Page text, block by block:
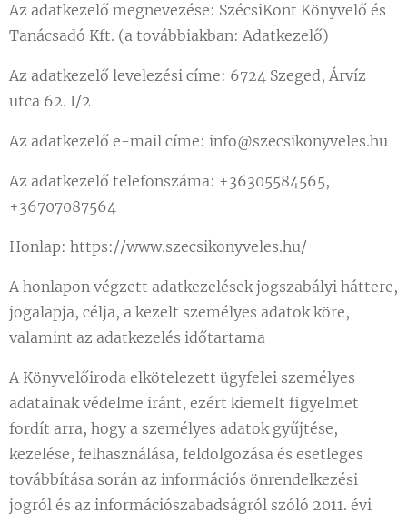
Az adatkezelő megnevezése: SzécsiKont Könyvelő és
Tanácsadó Kft. (a továbbiakban: Adatkezelő)
Az adatkezelő levelezési címe: 6724 Szeged, Árvíz
utca 62. I/2
Az adatkezelő e-mail címe: info@szecsikonyveles.hu
Az adatkezelő telefonszáma: +36305584565,
+36707087564
Honlap: https://www.szecsikonyveles.hu/
A honlapon végzett adatkezelések jogszabályi háttere,
jogalapja, célja, a kezelt személyes adatok köre,
valamint az adatkezelés időtartama
A Könyvelőiroda elkötelezett ügyfelei személyes
adatainak védelme iránt, ezért kiemelt figyelmet
fordít arra, hogy a személyes adatok gyűjtése,
kezelése, felhasználása, feldolgozása és esetleges
továbbítása során az információs önrendelkezési
jogról és az információszabadságról szóló 2011. évi